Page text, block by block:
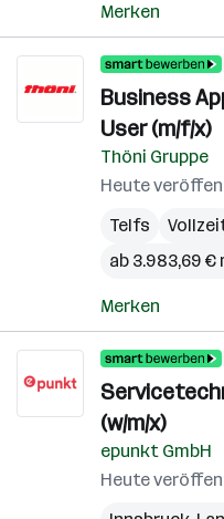
Merken
Business
User (m/f/x)
Thöni Gruppe
Heute
Telfs
ab 3.983,69
Merken
(w/m/x)
epunkt GmbH
Heute